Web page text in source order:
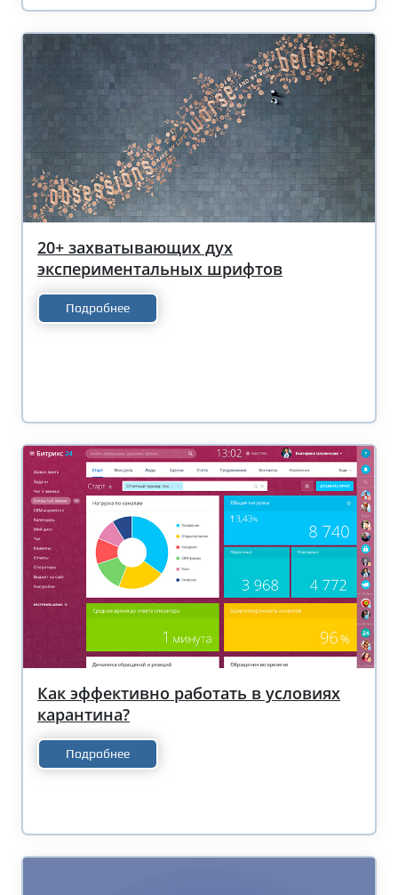
20+ захватывающих дух
экспериментальных шрифтов
Подробнее
Как эффективно работать в условиях
карантина?
Подробнее